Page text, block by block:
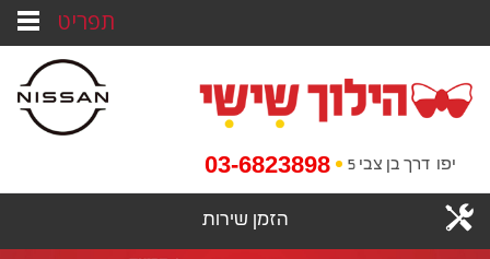
יפו 03-6823898 דרך בן צבי 5
הזמן שירות
תפריט